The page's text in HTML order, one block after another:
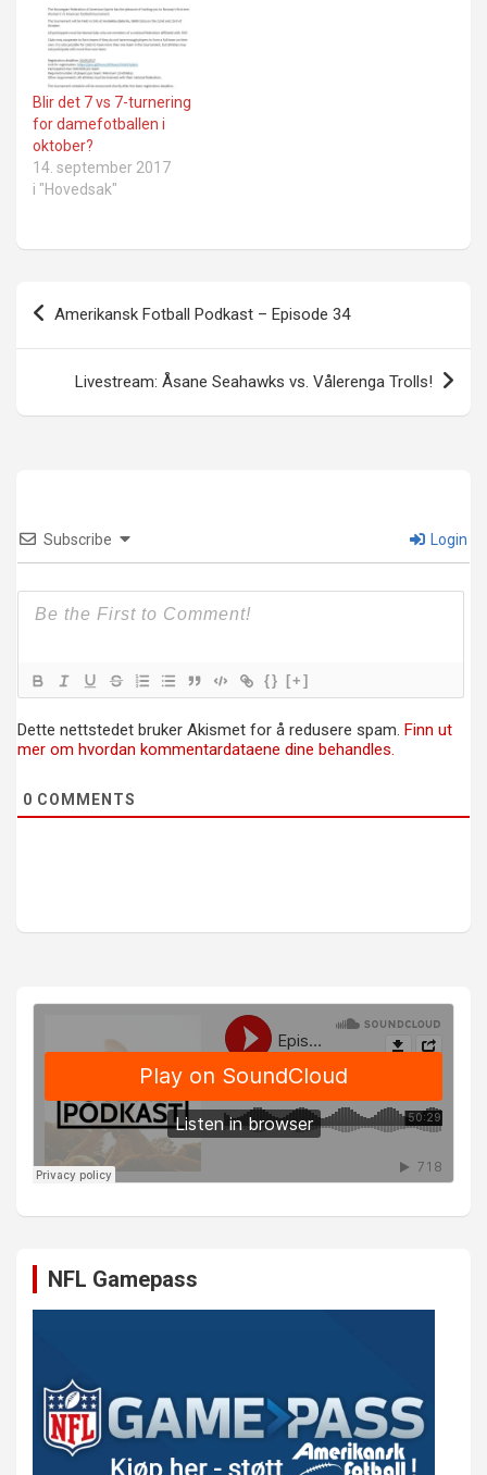
Blir det 7 vs 7-turnering
for damefotballen i
oktober?
14. september 2017
i "Hovedsak"
Innleggsnavigasjon
Amerikansk Fotball Podkast – Episode 34
Livestream: Åsane Seahawks vs. Vålerenga Trolls!
Subscribe Login
{} [+]
Dette nettstedet bruker Akismet for å redusere spam. Finn ut
mer om hvordan kommentardataene dine behandles.
0 COMMENTS
NFL Gamepass